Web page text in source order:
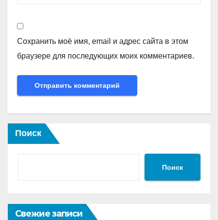
Сохранить моё имя, email и адрес сайта в этом
браузере для последующих моих комментариев.
Поиск
Поиск
Свежие записи